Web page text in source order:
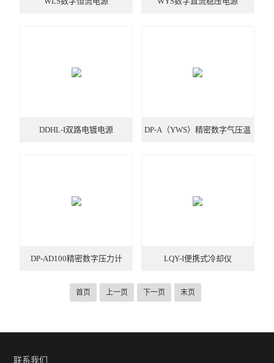
DDHL-I双路电镀电源 DP-A（YWS）精密数字气压温
DP-AD100精密数字压力计 LQY-I便携式冷却仪
首页 上一页 下一页 末页
联系我们